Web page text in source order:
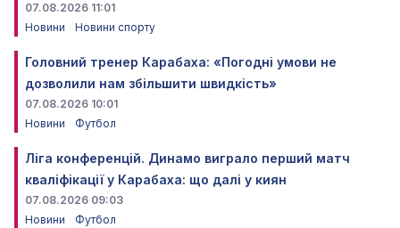
07.08.2026 11:01
Новини
Новини спорту
Головний тренер Карабаха: «Погодні умови не
дозволили нам збільшити швидкість»
07.08.2026 10:01
Новини
Футбол
Ліга конференцій. Динамо виграло перший матч
кваліфікації у Карабаха: що далі у киян
07.08.2026 09:03
Новини
Футбол